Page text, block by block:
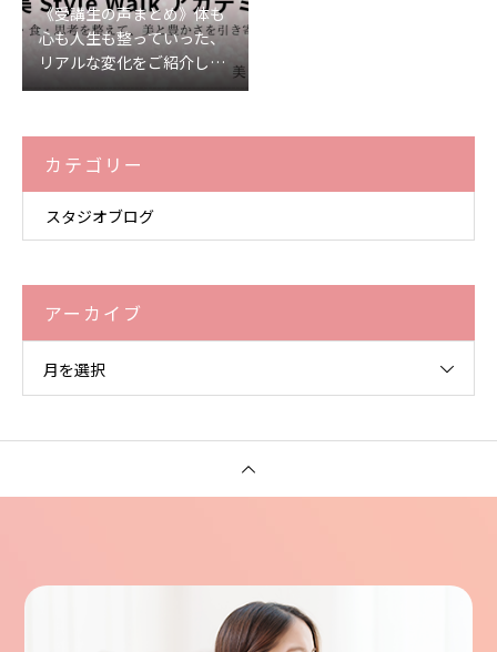
《受講生の声まとめ》体も
心も人生も整っていった、
リアルな変化をご紹介しま
す♡
カテゴリー
スタジオブログ
アーカイブ
月を選択